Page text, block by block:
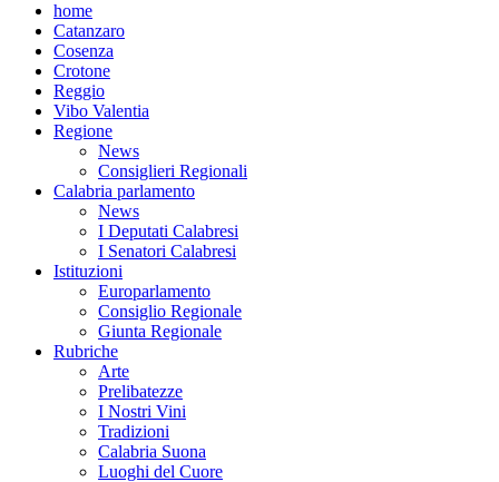
home
Catanzaro
Cosenza
Crotone
Reggio
Vibo Valentia
Regione
News
Consiglieri Regionali
Calabria parlamento
News
I Deputati Calabresi
I Senatori Calabresi
Istituzioni
Europarlamento
Consiglio Regionale
Giunta Regionale
Rubriche
Arte
Prelibatezze
I Nostri Vini
Tradizioni
Calabria Suona
Luoghi del Cuore